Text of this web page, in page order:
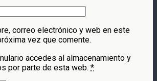
correo electrónico y web en este
vez que comente.
accedes al almacenamiento y
por parte de esta web. *